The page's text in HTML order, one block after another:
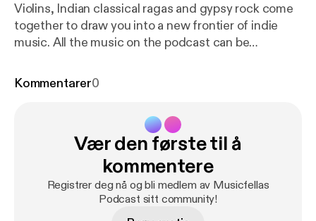
Violins, Indian classical ragas and gypsy rock come
together to draw you into a new frontier of indie
music. All the music on the podcast can be
musicfellas.com/
Kommentarer0
Vær den første til å
kommentere
Registrer deg nå og bli medlem av Musicfellas
Podcast sitt community!